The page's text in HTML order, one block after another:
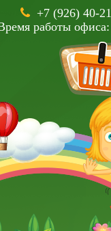
+7 (926) 40-
работы